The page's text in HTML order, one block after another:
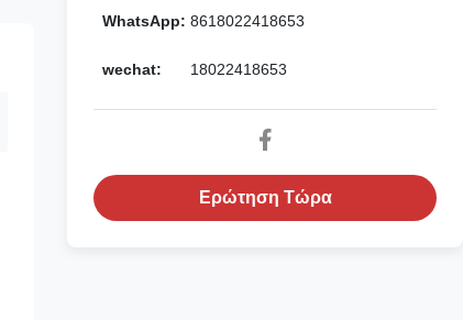
WhatsApp: 8618022418653
wechat: 18022418653
Ερώτηση Τώρα